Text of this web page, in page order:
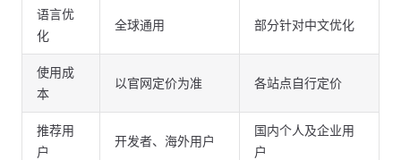
语言优
化
全球通用 部分针对中文优化
使用成
本
以官网定价为准 各站点自行定价
推荐用
户
开发者、海外用户
国内个人及企业用
户